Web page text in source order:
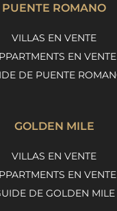
PUENTE ROMANO
VILLAS EN VENTE
EN VENTE
DE PUENTE
GOLDEN MILE
VILLAS EN VENTE
EN VENTE
DE GOLDEN MILE